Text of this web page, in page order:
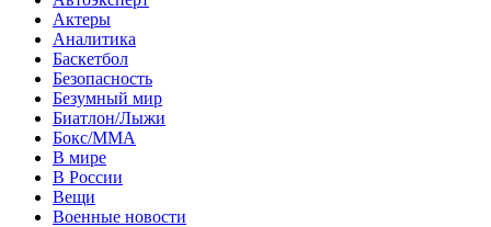
Актеры
Аналитика
Баскетбол
Безопасность
Безумный мир
Биатлон/Лыжи
Бокс/MMA
В мире
В России
Вещи
Военные новости